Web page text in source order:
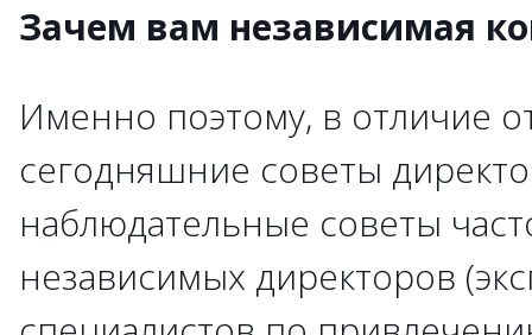
Зачем вам независимая
Именно поэтому, в отличие
сегодняшние советы
наблюдательные советы
независимых директоров